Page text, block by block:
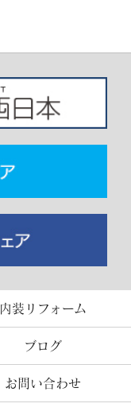
内装リフォーム
ブログ
お問い合わせ